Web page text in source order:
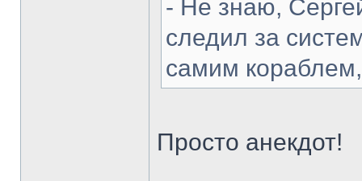
- Не знаю,
следил за
самим
Просто анекдот!